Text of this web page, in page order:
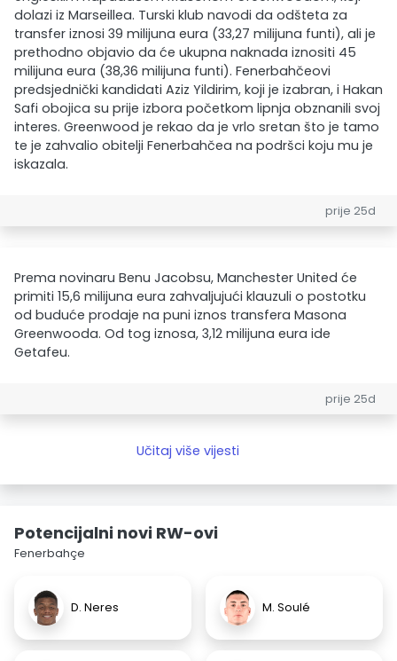
dolazi iz Marseillea. Turski klub navodi da odšteta za
transfer iznosi 39 milijuna eura (33,27 milijuna funti), ali je
prethodno objavio da će ukupna naknada iznositi 45
milijuna eura (38,36 milijuna funti). Fenerbahčeovi
predsjednički kandidati Aziz Yildirim, koji je izabran, i Hakan
Safi obojica su prije izbora početkom lipnja obznanili svoj
interes. Greenwood je rekao da je vrlo sretan što je tamo
te je zahvalio obitelji Fenerbahčea na podršci koju mu je
iskazala.
prije 25d
Prema novinaru Benu Jacobsu, Manchester United će
primiti 15,6 milijuna eura zahvaljujući klauzuli o postotku
od buduće prodaje na puni iznos transfera Masona
Greenwooda. Od tog iznosa, 3,12 milijuna eura ide
Getafeu.
prije 25d
Učitaj više vijesti
Potencijalni novi RW-ovi
Fenerbahçe
D. Neres M. Soulé